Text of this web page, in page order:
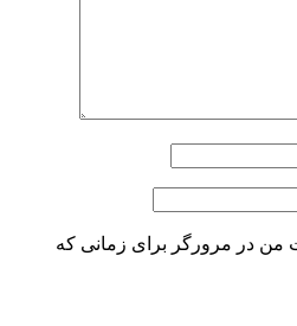
من در مرورگر برای زمانی که